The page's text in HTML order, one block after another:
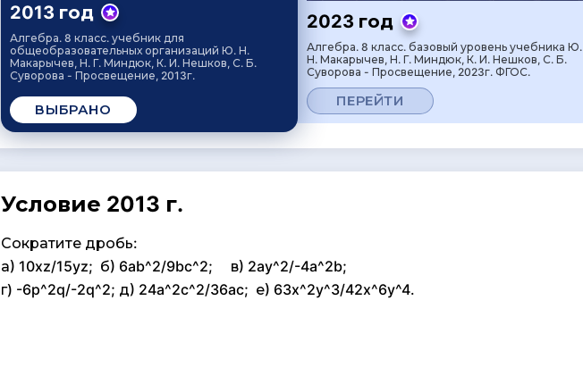
2013 год
Алгебра. 8 класс. учебник для
общеобразовательных организаций Ю. Н.
Макарычев, Н. Г. Миндюк, К. И. Нешков, С. Б.
Суворова - Просвещение, 2013г.
ВЫБРАНО
2023 год
Алгебра. 8 класс. базовый уровень учебника Ю.
Н. Макарычев, Н. Г. Миндюк, К. И. Нешков, С. Б.
Суворова - Просвещение, 2023г. ФГОС.
ПЕРЕЙТИ
Условие 2013 г.
Сократите дробь:
а) 10xz/15yz; б) 6ab^2/9bc^2; в) 2ay^2/-4a^2b;
г) -6p^2q/-2q^2; д) 24a^2c^2/36ac; е) 63x^2y^3/42x^6y^4.